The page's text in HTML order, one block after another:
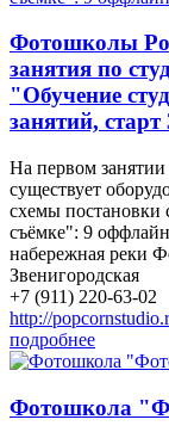
Фотошколы
занятия по
"Обучение
занятий,
На первом занятии
существует
схемы постановки
съёмке": 9
набережная реки
Звенигородская
+7 (911) 220-63-02
http://
подробнее
Фотошкола